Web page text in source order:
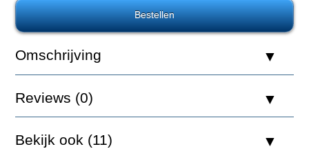
Component
B
150ml
Component
ontworpen
voor
aanvullen
Omschrijving
Reviews (0)
Bekijk ook (11)